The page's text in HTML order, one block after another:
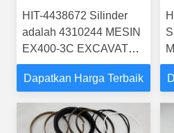
HIT-4438672 Silinder
adalah 4310244 MESIN
EX400-3C EXCAVATOR
STEERING BOOM ARM
BUCKER SEAL KIT
CYLINDER
Dapatkan Harga Terbaik